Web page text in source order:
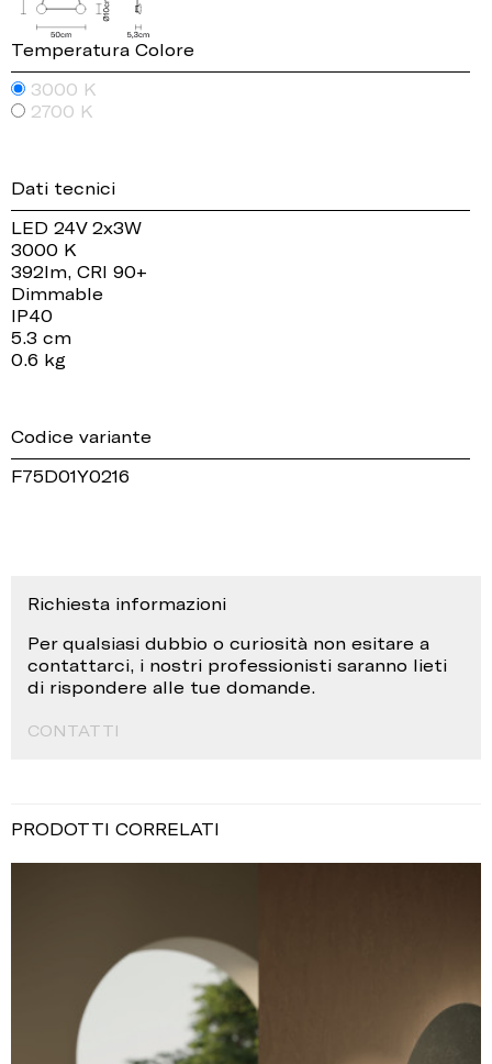
Temperatura Colore
3000 K
2700 K
Dati tecnici
LED 24V 2x3W
3000 K
392lm, CRI 90+
Dimmable
IP40
5.3 cm
0.6 kg
Codice variante
F75D01Y0216
Richiesta informazioni
Per qualsiasi dubbio o curiosità non esitare a
contattarci, i nostri professionisti saranno lieti
di rispondere alle tue domande.
CONTATTI
PRODOTTI CORRELATI